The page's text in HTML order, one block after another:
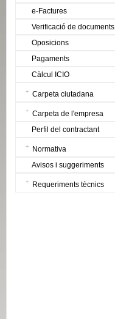
e-Factures
Verificació de documents
Oposicions
Pagaments
Càlcul ICIO
Carpeta ciutadana
Carpeta de l'empresa
Perfil del contractant
Normativa
Avisos i suggeriments
Requeriments tècnics